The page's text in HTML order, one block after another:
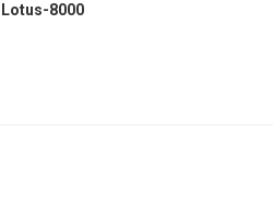
Lotus-8000